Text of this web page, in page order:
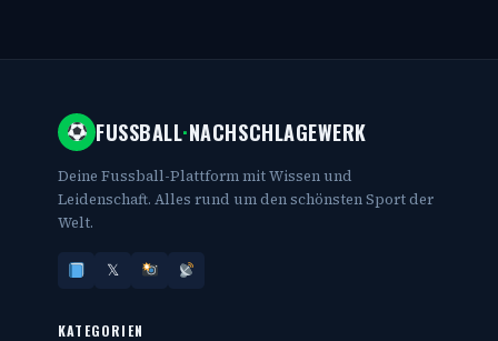
FUSSBALL·NACHSCHLAGEWERK
Deine Fussball-Plattform mit Wissen und
Leidenschaft. Alles rund um den schönsten Sport der
Welt.
𝕏
KATEGORIEN